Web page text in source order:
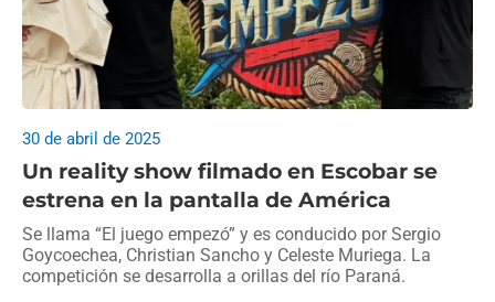
Un reality show filmado en Escobar se
estrena en la pantalla de América
30 de abril de 2025
Se llama “El juego empezó” y es conducido por Sergio
Goycoechea, Christian Sancho y Celeste Muriega. La
competición se desarrolla a orillas del río Paraná.